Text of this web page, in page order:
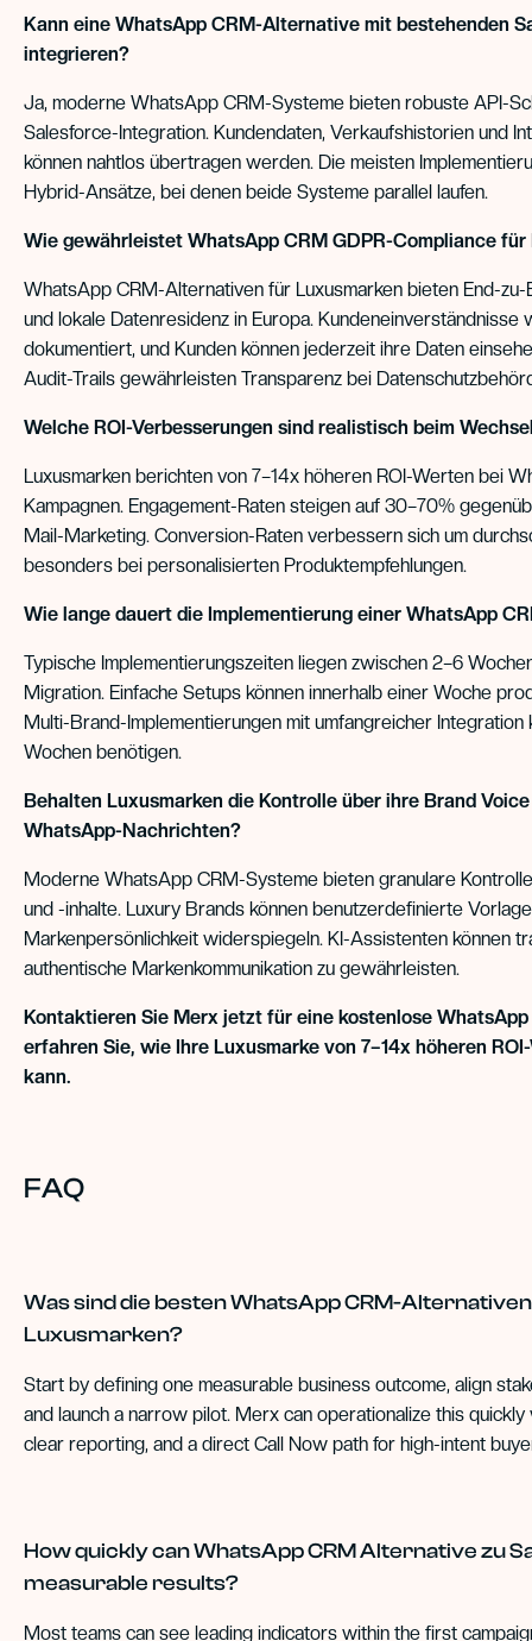
Kann eine WhatsApp CRM-Alternative mit bestehenden
integrieren?
Ja, moderne WhatsApp CRM-Systeme bieten robuste API-
Salesforce-Integration. Kundendaten, Verkaufshistorien und
können nahtlos übertragen werden. Die meisten
Hybrid-Ansätze, bei denen beide Systeme parallel laufen.
Wie gewährleistet WhatsApp CRM GDPR-Compliance für
WhatsApp CRM-Alternativen für Luxusmarken bieten End-zu-
und lokale Datenresidenz in Europa. Kundeneinverständnisse
dokumentiert, und Kunden können jederzeit ihre Daten
Audit-Trails gewährleisten Transparenz bei
Welche ROI-Verbesserungen sind realistisch beim
Luxusmarken berichten von 7–14x höheren ROI-Werten bei
Kampagnen. Engagement-Raten steigen auf 30–70%
Mail-Marketing. Conversion-Raten verbessern sich um
besonders bei personalisierten Produktempfehlungen.
Wie lange dauert die Implementierung einer WhatsApp
Typische Implementierungszeiten liegen zwischen 2–6
Migration. Einfache Setups können innerhalb einer Woche
Multi-Brand-Implementierungen mit umfangreicher Integration
Wochen benötigen.
Behalten Luxusmarken die Kontrolle über ihre Brand
WhatsApp-Nachrichten?
Moderne WhatsApp CRM-Systeme bieten granulare
und -inhalte. Luxury Brands können benutzerdefinierte
Markenpersönlichkeit widerspiegeln. KI-Assistenten können
authentische Markenkommunikation zu gewährleisten.
Kontaktieren Sie Merx jetzt für eine kostenlose
erfahren Sie, wie Ihre Luxusmarke von 7–14x höheren
kann.
FAQ
Was sind die besten WhatsApp CRM-
Luxusmarken?
Start by defining one measurable business outcome, align
and launch a narrow pilot. Merx can operationalize this
clear reporting, and a direct Call Now path for high-intent
How quickly can WhatsApp CRM Alternative zu
measurable results?
Most teams can see leading indicators within the first